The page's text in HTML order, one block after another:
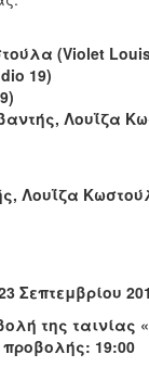
(Violet
19)
Λουΐζα
Λουΐζα
Σεπτεμβρίου
της ταινίας
19:00